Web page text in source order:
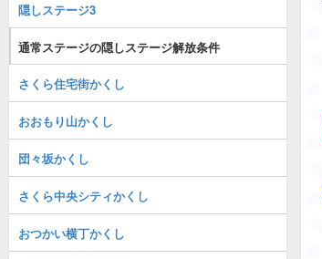
隠しステージ3
通常ステージの隠しステージ解放条件
さくら住宅街かくし
おおもり山かくし
団々坂かくし
さくら中央シティかくし
おつかい横丁かくし